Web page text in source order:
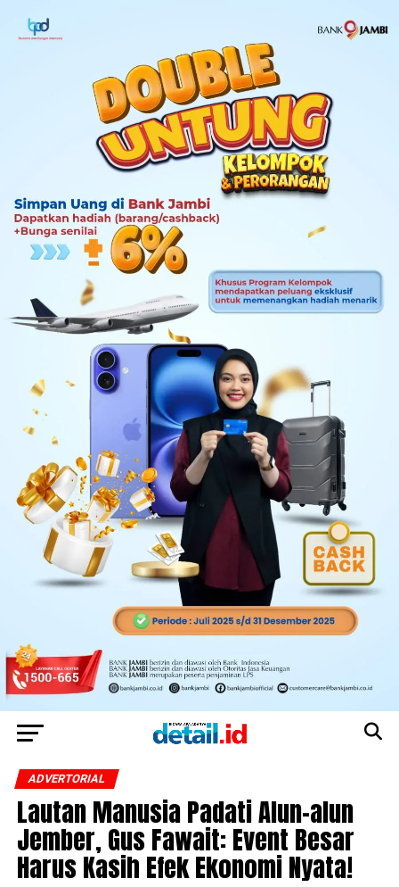
ADVERTORIAL
Lautan Manusia Padati Alun-alun
Jember, Gus Fawait: Event Besar
Harus Kasih Efek Ekonomi Nyata!